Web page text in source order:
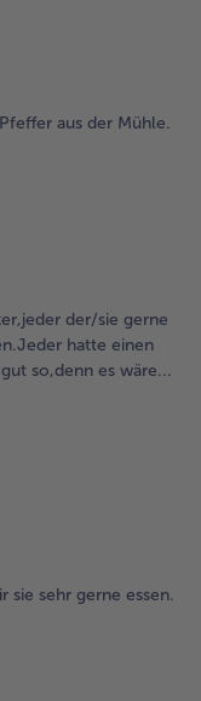
aus der Mühle.
der/sie gerne
hatte einen
so,denn es wäre...
sie sehr gerne essen.